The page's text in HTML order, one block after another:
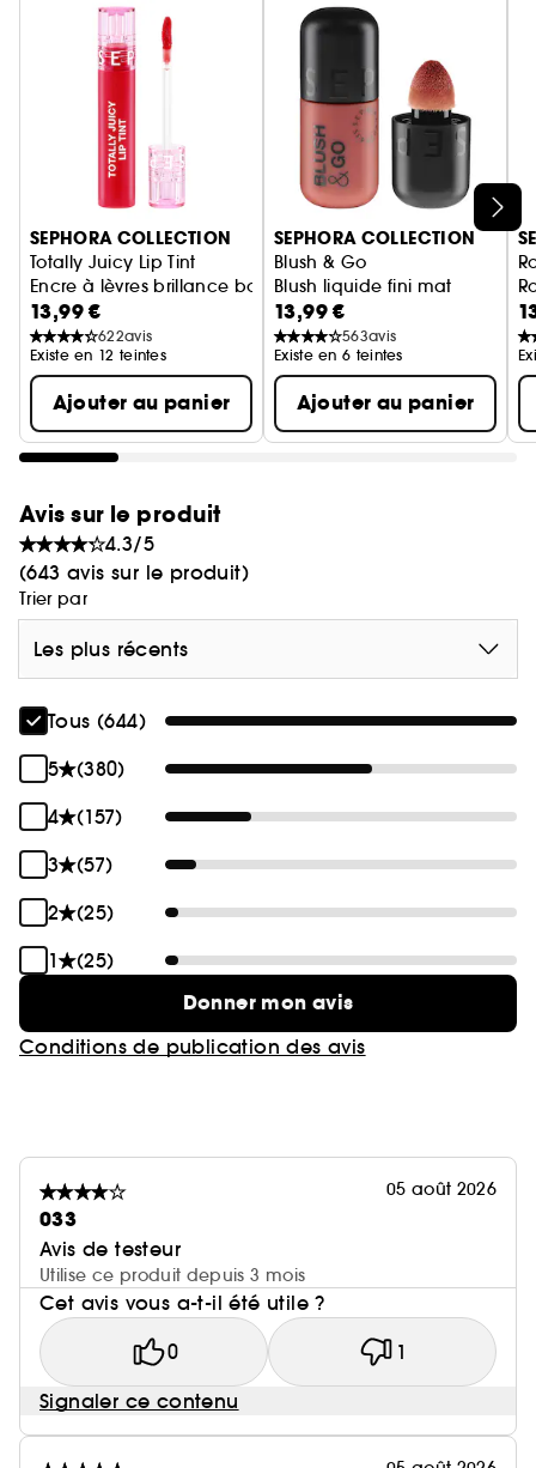
Ignorer le carrousel produits
SEPHORA COLLECTION
Totally Juicy Lip Tint
Encre à lèvres brillance bombée
13,99 €
622avis
Existe en 12 teintes
Ajouter au panier
SEPHORA COLLECTION
Blush & Go
Blush liquide fini mat
13,99 €
563avis
Existe en 6 teintes
Ajouter au panier
Avis sur le produit
4.3/5
(643 avis sur le produit)
Trier par
Les plus récents
Tous (644)
5
(380)
4
(157)
3
(57)
2
(25)
1
(25)
Donner mon avis
Conditions de publication des avis
05 août 2026
033
Avis de testeur
Utilise ce produit depuis 3 mois
Cet avis vous a-t-il été utile ?
0 1
Signaler ce contenu